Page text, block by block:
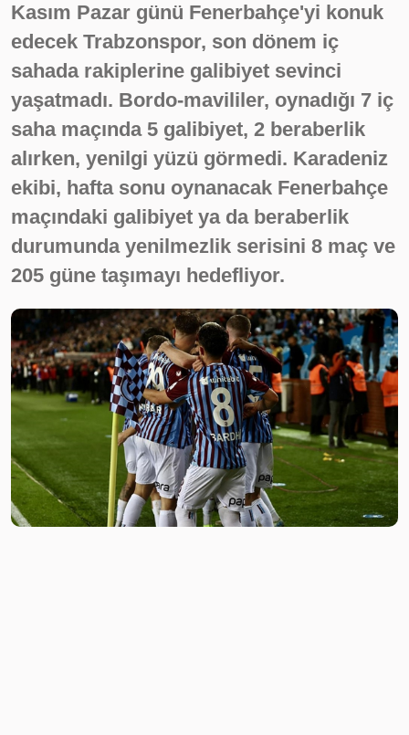
Kasım Pazar günü Fenerbahçe'yi konuk
edecek Trabzonspor, son dönem iç
sahada rakiplerine galibiyet sevinci
yaşatmadı. Bordo-mavililer, oynadığı 7 iç
saha maçında 5 galibiyet, 2 beraberlik
alırken, yenilgi yüzü görmedi. Karadeniz
ekibi, hafta sonu oynanacak Fenerbahçe
maçındaki galibiyet ya da beraberlik
durumunda yenilmezlik serisini 8 maç ve
205 güne taşımayı hedefliyor.